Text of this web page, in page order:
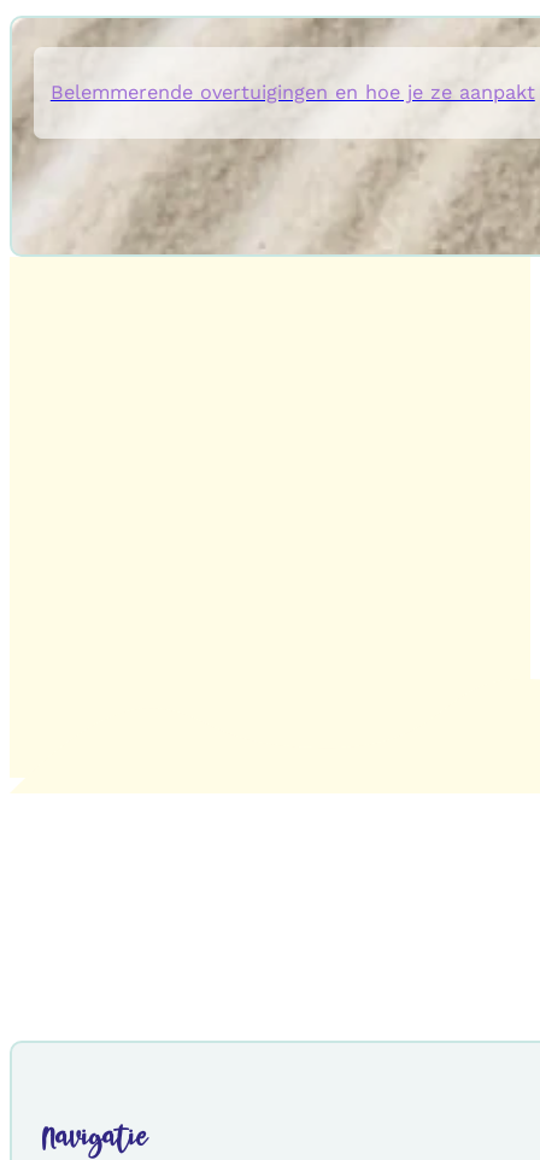
Belemmerende overtuigingen en hoe je ze aanpakt
Navigatie